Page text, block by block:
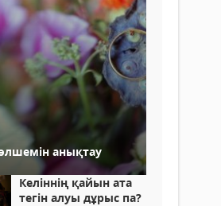
анықтау
Келіннің қайын ата
тегін алуы дұрыс па?